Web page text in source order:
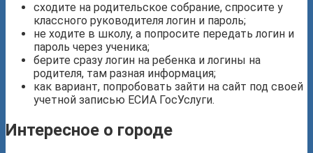
сходите на родительское собрание, спросите у
классного руководителя логин и пароль;
не ходите в школу, а попросите передать логин и
пароль через ученика;
берите сразу логин на ребенка и логины на
родителя, там разная информация;
как вариант, попробовать зайти на сайт под своей
учетной записью ЕСИА ГосУслуги.
Интересное о городе